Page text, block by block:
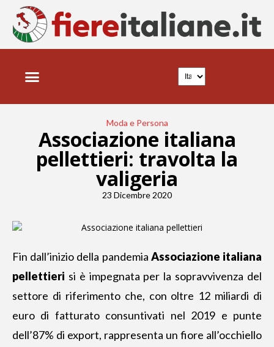
Moda e Persona
Associazione italiana
pellettieri: travolta la
valigeria
23 Dicembre 2020
Fin dall’inizio della pandemia Associazione italiana
pellettieri si è impegnata per la sopravvivenza del
settore di riferimento che, con oltre 12 miliardi di
euro di fatturato consuntivati nel 2019 e punte
dell’87% di export, rappresenta un fiore all’occhiello